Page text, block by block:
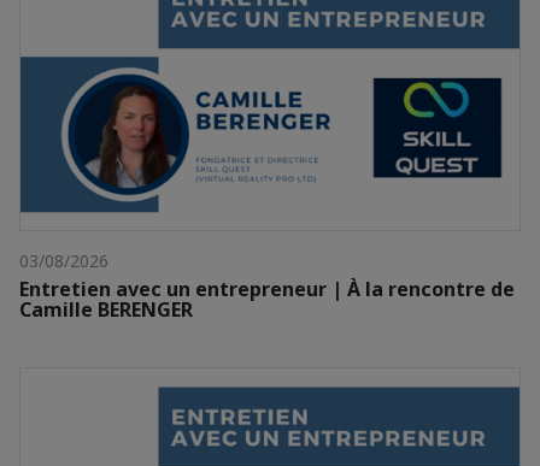
03/08/2026
Entretien avec un entrepreneur | À la rencontre de
Camille BERENGER